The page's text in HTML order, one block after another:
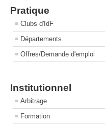
Pratique
Clubs d'IdF
Départements
Offres/Demande d'emploi
Institutionnel
Arbitrage
Formation